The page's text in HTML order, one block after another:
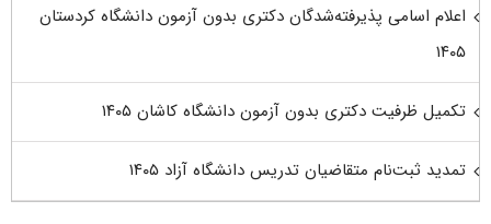
اعلام اسامی پذیرفته‌شدگان دکتری بدون آزمون دانشگاه کردستان
۱۴۰۵
تکمیل ظرفیت دکتری بدون آزمون دانشگاه کاشان ۱۴۰۵
تمدید ثبت‌نام متقاضیان تدریس دانشگاه آزاد ۱۴۰۵